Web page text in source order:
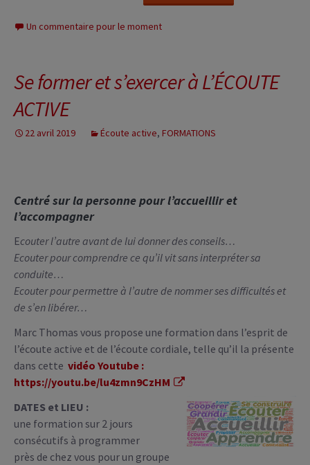
Un commentaire pour le moment
Se former et s’exercer à L’ÉCOUTE
ACTIVE
22 avril 2019 Écoute active, FORMATIONS
Centré sur la personne pour l’accueillir et
l’accompagner
Ecouter l’autre avant de lui donner des conseils…
Ecouter pour comprendre ce qu’il vit sans interpréter sa
conduite…
Ecouter pour permettre à l’autre de nommer ses difficultés et
de s’en libérer…
Marc Thomas vous propose une formation dans l’esprit de
l’écoute active et de l’écoute cordiale, telle qu’il la présente
dans cette vidéo Youtube :
https://youtu.be/lu4zmn9CzHM
DATES et LIEU :
une formation sur 2 jours
consécutifs à programmer
près de chez vous pour un groupe